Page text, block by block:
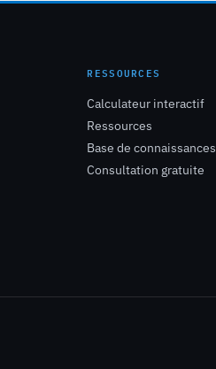
RESSOURCES
Calculateur interactif
Ressources
Base de connaissances
Consultation gratuite